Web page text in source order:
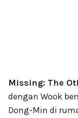
Missing: The
dengan Wook
Dong-Min di